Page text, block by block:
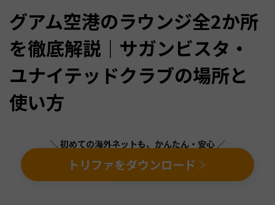
グアム空港のラウンジ全2か所
を徹底解説｜サガンビスタ・
ユナイテッドクラブの場所と
使い方
＼ 初めての海外ネットも、かんたん・安心 ／
トリファをダウンロード